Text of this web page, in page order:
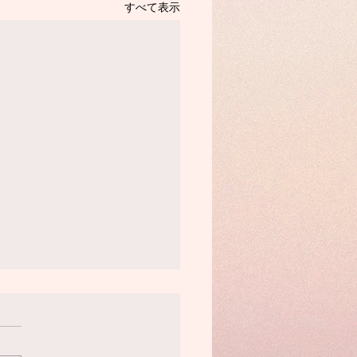
すべて表示
ージくださった皆さま、あ